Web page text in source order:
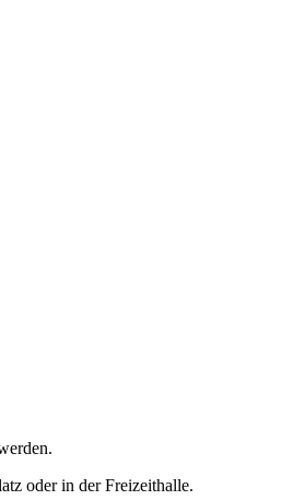
oder in der Freizeithalle.